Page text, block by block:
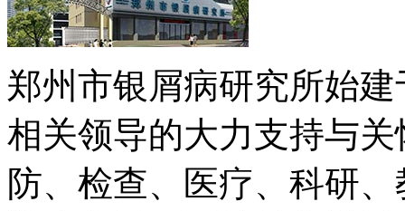
郑州市银屑病研究所始
相关领导的大力支持与
防、检查、医疗、科研